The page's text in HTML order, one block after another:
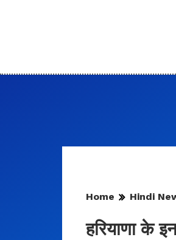
Home Hindi
हरियाणा के